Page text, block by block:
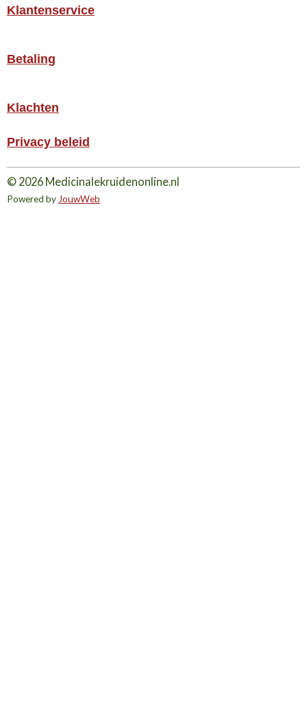
Klantenservice
Betaling
Klachten
Privacy beleid
© 2026 Medicinalekruidenonline.nl
Powered by JouwWeb